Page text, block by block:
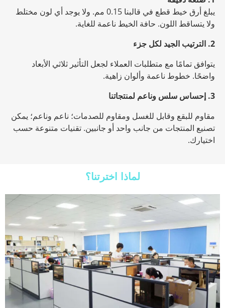
يبلغ أرق خيط قطع في قالبنا 0.15 مم. ولا يوجد أي لون مختلط
ولا يتساقط اللون. حافة الخيط ناعمة للغاية.
2. الترتيب الجيد لكل جزء
يتوافق تمامًا مع متطلبات العملاء لجعل التأثير ثلاثي الأبعاد
واضحًا. خطوط ناعمة وألوان زاهية.
3. إحساس سلس وناعم لمنتجاتنا
مقاوم للبقع وقابل للغسل ومقاوم للصدمات؛ ناعم وناعم؛ يمكن
تصنيع المنتجات من جانب واحد أو جانبين. تقنيات متنوعة حسب
اختيارك.
لماذا اخترتنا؟